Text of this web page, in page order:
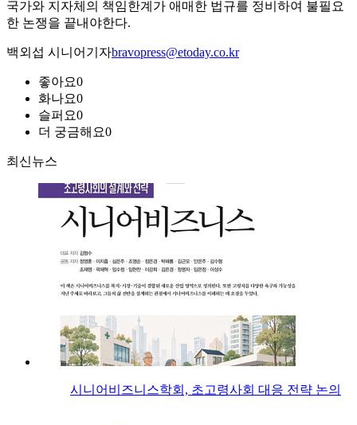
국가와 지자체의 책임한계가 애매한 법규를 정비하여 불필요
한 논쟁을 끝내야한다.
백외섭 시니어기자bravopress@etoday.co.kr
좋아요0
화나요0
슬퍼요0
더 궁금해요0
최신뉴스
시니어비즈니스학회, 초고령사회 대응 전략 논의